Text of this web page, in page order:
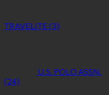
TRAVELITE (3)
U.S. POLO ASSN.
(24)